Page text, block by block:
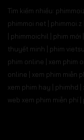
Tìm kiếm nhiều:
phimmoi net | phimmoi.z
| phimmoichil | phim
thuyết minh | phim
phim online | xem phim
online | xem phim miễn
xem phim hay | phimhd
web xem phim miễn phí